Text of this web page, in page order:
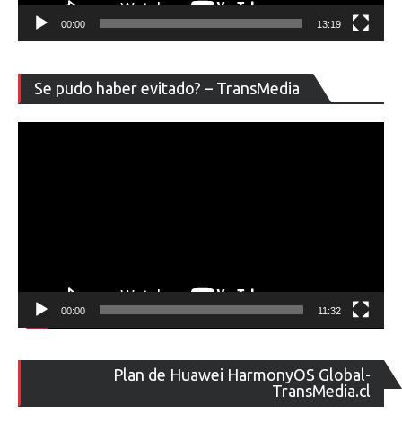
00:00 13:19
Se pudo haber evitado? – TransMedia
de
00:00 11:32
Plan de Huawei HarmonyOS Global-
TransMedia.cl
de